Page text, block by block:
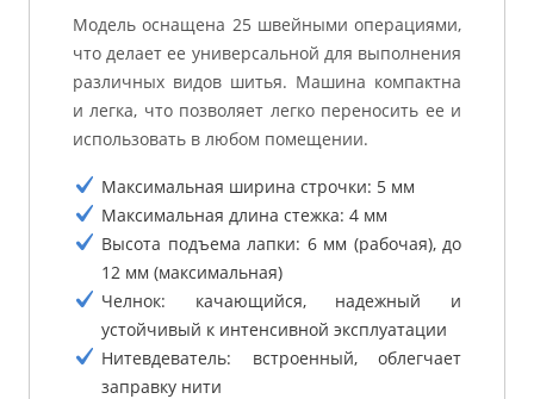
Модель оснащена 25 швейными операциями,
что делает ее универсальной для выполнения
различных видов шитья. Машина компактна
и легка, что позволяет легко переносить ее и
использовать в любом помещении.
Максимальная ширина строчки: 5 мм
Максимальная длина стежка: 4 мм
Высота подъема лапки: 6 мм (рабочая), до
12 мм (максимальная)
Челнок: качающийся, надежный и
устойчивый к интенсивной эксплуатации
Нитевдеватель: встроенный, облегчает
заправку нити